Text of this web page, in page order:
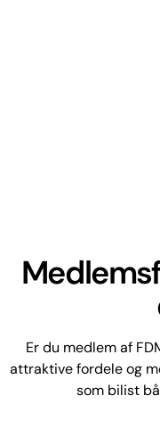
Er du medlem af
attraktive fordele og
som bilist